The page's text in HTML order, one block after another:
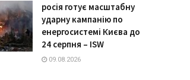
росія готує масштабну
ударну кампанію по
енергосистемі Києва до
24 серпня – ISW
09.08.2026